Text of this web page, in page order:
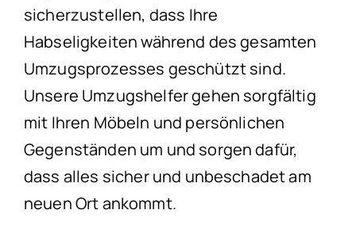
sicherzustellen, dass Ihre
Habseligkeiten während des gesamten
Umzugsprozesses geschützt sind.
Unsere Umzugshelfer gehen sorgfältig
mit Ihren Möbeln und persönlichen
Gegenständen um und sorgen dafür,
dass alles sicher und unbeschadet am
neuen Ort ankommt.